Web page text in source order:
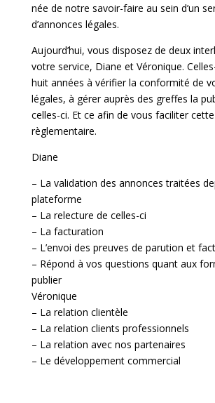
née de notre savoir-faire au sein d’un
d’annonces légales.
Aujourd’hui, vous disposez de deux
votre service, Diane et Véronique.
huit années à vérifier la conformité de
légales, à gérer auprès des greffes la
celles-ci. Et ce afin de vous faciliter
règlementaire.
Diane
– La validation des annonces traitées
plateforme
– La relecture de celles-ci
– La facturation
– L’envoi des preuves de parution et
– Répond à vos questions quant aux
publier
Véronique
– La relation clientèle
– La relation clients professionnels
– La relation avec nos partenaires
– Le développement commercial